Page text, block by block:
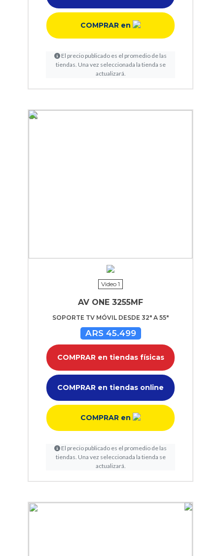
COMPRAR en
El precio publicado es el promedio de las
tiendas. Una vez seleccionada la tienda se
actualizará.
Video 1
AV ONE 3255MF
SOPORTE TV MÓVIL DESDE 32" A 55"
ARS 45.499
COMPRAR en tiendas físicas
COMPRAR en tiendas online
COMPRAR en
El precio publicado es el promedio de las
tiendas. Una vez seleccionada la tienda se
actualizará.